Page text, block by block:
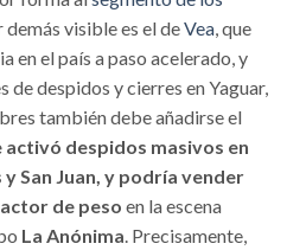
demás visible es el deVea, que
en el país a paso acelerado, y
de despidos y cierres en Yaguar,
también debe añadirse el
despidos masivos en
San Juan, y podría vender
de peso en la escena
La Anónima. Precisamente,